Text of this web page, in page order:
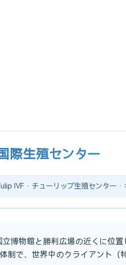
際生殖センター
IVF · チューリップ生殖センター ·
博物館と勝利広場の近くに位
制で、世界中のクライアント